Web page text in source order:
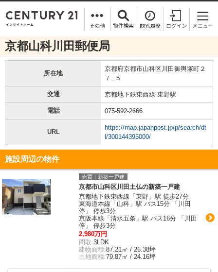
京都山科川田郵便局
所在地
京都府京都市山科区川田御輿塚町２
７−５
交通 京都地下鉄東西線 東野駅
電話 075-592-2666
URL
https://map.japanpost.jp/p/search/dt
l/300144395000/
施設周辺の物件
売買｜新築一戸建
京都市山科区川田土仏の新築一戸建
京都地下鉄東西線「東野」駅 徒歩27分
東海道本線「山科」駅 バス15分 「川田
停」 停歩3分
京阪本線「清水五条」駅 バス16分 「川田
停」 停歩3分
2,980万円
間取:3LDK
建物面積:87.21㎡ / 26.38坪
土地面積:79.87㎡ / 24.16坪